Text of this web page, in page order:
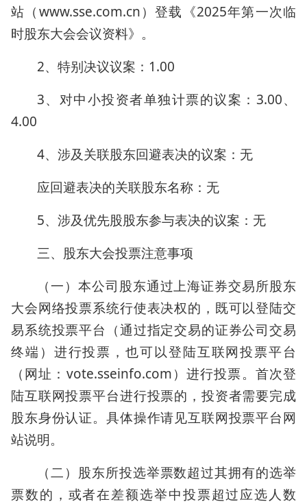
站（www.sse.com.cn）登载《2025年第一次临
时股东大会会议资料》。
2、特别决议议案：1.00
3、对中小投资者单独计票的议案：3.00、
4.00
4、涉及关联股东回避表决的议案：无
应回避表决的关联股东名称：无
5、涉及优先股股东参与表决的议案：无
三、股东大会投票注意事项
（一）本公司股东通过上海证券交易所股东
大会网络投票系统行使表决权的，既可以登陆交
易系统投票平台（通过指定交易的证券公司交易
终端）进行投票，也可以登陆互联网投票平台
（网址：vote.sseinfo.com）进行投票。首次登
陆互联网投票平台进行投票的，投资者需要完成
股东身份认证。具体操作请见互联网投票平台网
站说明。
（二）股东所投选举票数超过其拥有的选举
票数的，或者在差额选举中投票超过应选人数